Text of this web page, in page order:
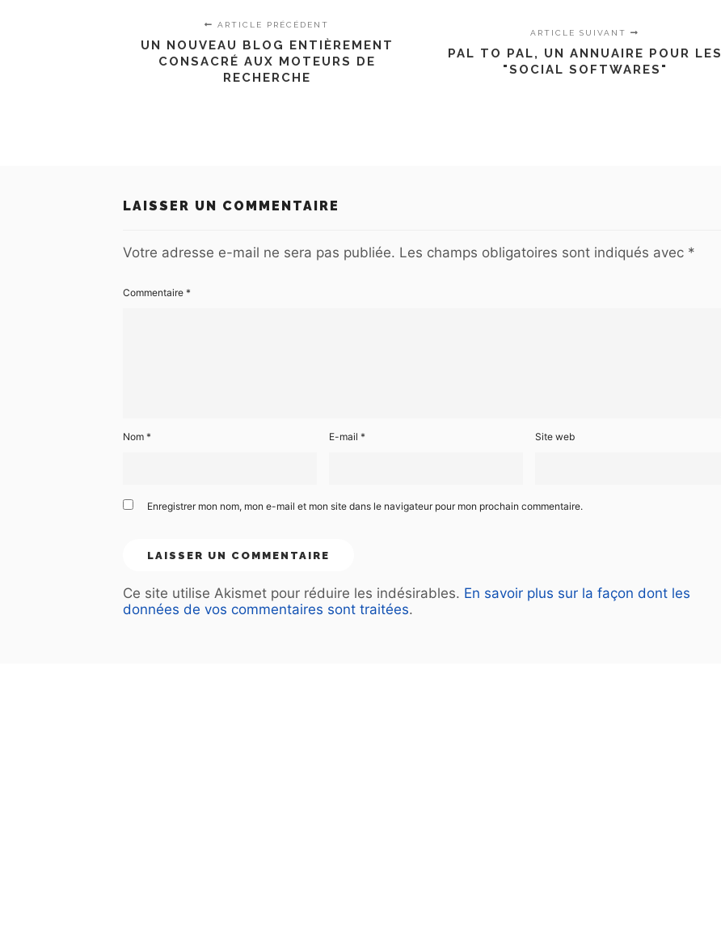
ARTICLE PRÉCÉDENT
UN NOUVEAU BLOG ENTIÈREMENT
CONSACRÉ AUX MOTEURS DE
RECHERCHE
ARTICLE SUIVANT
PAL TO PAL, UN ANNUAIRE POUR LES
"SOCIAL SOFTWARES"
LAISSER UN COMMENTAIRE
Votre adresse e-mail ne sera pas publiée. Les champs obligatoires sont indiqués avec *
Commentaire *
Nom * E-mail * Site web
Enregistrer mon nom, mon e-mail et mon site dans le navigateur pour mon prochain commentaire.
Ce site utilise Akismet pour réduire les indésirables. En savoir plus sur la façon dont les
données de vos commentaires sont traitées.